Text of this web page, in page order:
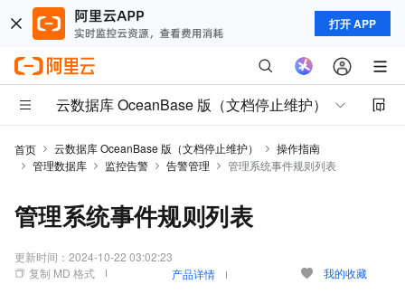
打开 APP
云数据库 OceanBase 版（文档停止维护）
首页 云数据库 OceanBase 版（文档停止维护）
操作指南
管理数据库
监控告警 告警管理 管理系统事件规则列表
管理系统事件规则列表
更新时间： 2024-10-22 03:02:23
复制 MD 格式
产品详情 我的收藏